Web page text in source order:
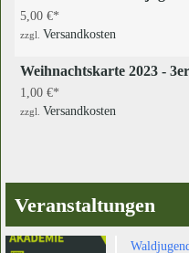
5,00 €
zzgl. Versandkosten
Weihnachtskarte 2023 -
1,00 €
zzgl. Versandkosten
Veranstaltungen